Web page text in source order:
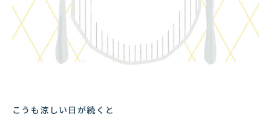
こうも涼しい日が続くと